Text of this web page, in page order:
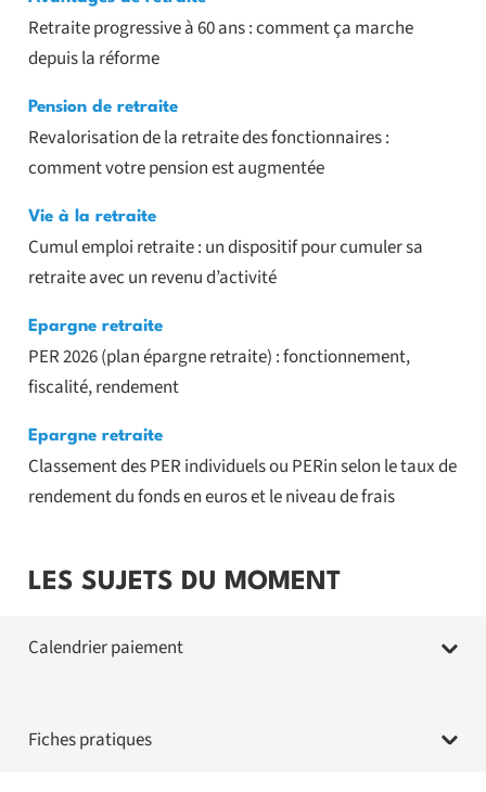
Retraite progressive à 60 ans : comment ça marche
depuis la réforme
Pension de retraite
Revalorisation de la retraite des fonctionnaires :
comment votre pension est augmentée
Vie à la retraite
Cumul emploi retraite : un dispositif pour cumuler sa
retraite avec un revenu d’activité
Epargne retraite
PER 2026 (plan épargne retraite) : fonctionnement,
fiscalité, rendement
Epargne retraite
Classement des PER individuels ou PERin selon le taux de
rendement du fonds en euros et le niveau de frais
LES SUJETS DU MOMENT
Calendrier paiement
Fiches pratiques